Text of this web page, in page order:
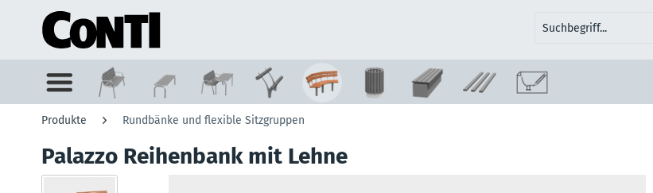
Produkte Rundbänke und flexible Sitzgruppen
Palazzo Reihenbank mit Lehne